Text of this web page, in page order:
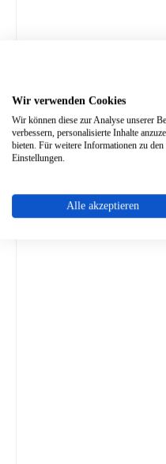
Wir verwenden Cookies
Wir können diese zur Analyse unserer
verbessern, personalisierte Inhalte
bieten. Für weitere Informationen zu
Einstellungen.
Alle akzeptieren